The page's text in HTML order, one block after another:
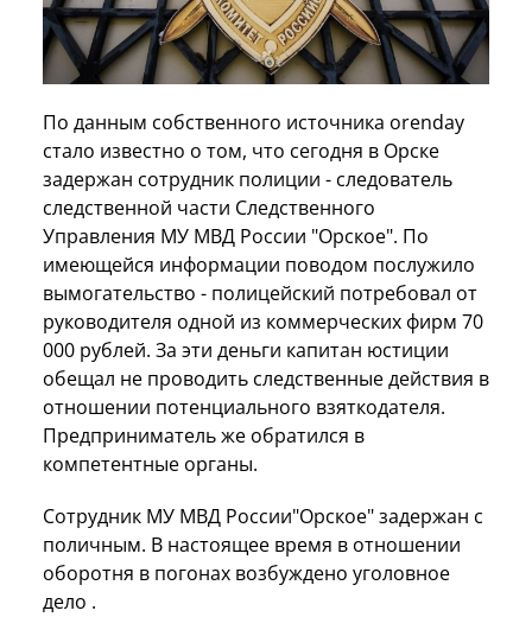
По данным собственного источника orenday
стало известно о том, что сегодня в Орске
задержан сотрудник полиции - следователь
следственной части Следственного
Управления МУ МВД России "Орское". По
имеющейся информации поводом послужило
вымогательство - полицейский потребовал от
руководителя одной из коммерческих фирм 70
000 рублей. За эти деньги капитан юстиции
обещал не проводить следственные действия в
отношении потенциального взяткодателя.
Предприниматель же обратился в
компетентные органы.
Сотрудник МУ МВД России"Орское" задержан с
поличным. В настоящее время в отношении
оборотня в погонах возбуждено уголовное
дело .